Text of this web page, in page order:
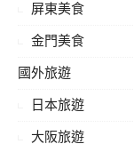
屏東美食
金門美食
國外旅遊
日本旅遊
大阪旅遊